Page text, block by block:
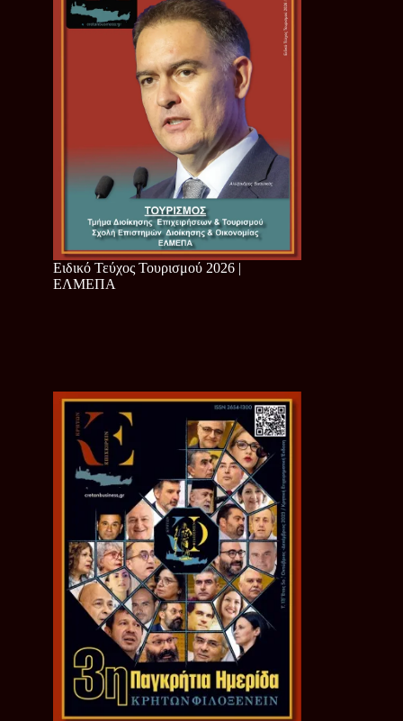
Ειδικό Τεύχος Τουρισμού 2026 |
ΕΛΜΕΠΑ